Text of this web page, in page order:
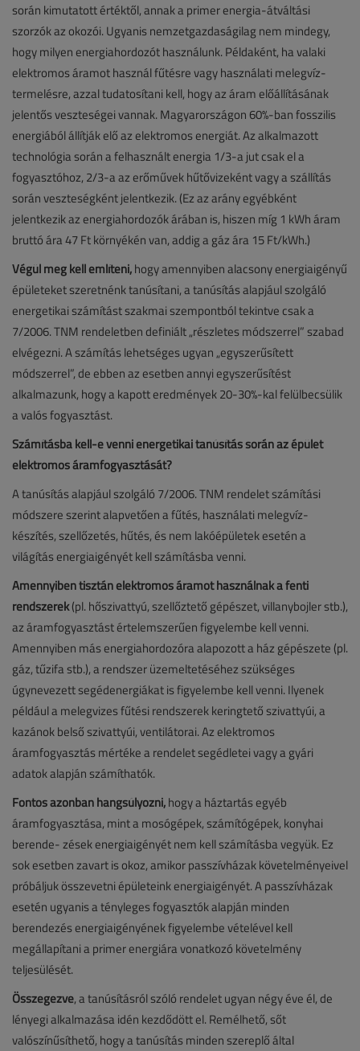
során kimutatott értéktől, annak a primer energia-átváltási
szorzók az okozói. Ugyanis nemzetgazdaságilag nem mindegy,
hogy milyen energiahordozót használunk. Példaként, ha valaki
elektromos áramot használ fűtésre vagy használati melegvíz-
termelésre, azzal tudatosítani kell, hogy az áram előállításának
jelentős veszteségei vannak. Magyarországon 60%-ban fosszilis
energiából állítják elő az elektromos energiát. Az alkalmazott
technológia során a felhasznált energia 1/3-a jut csak el a
fogyasztóhoz, 2/3-a az erőművek hűtővizeként vagy a szállítás
során veszteségként jelentkezik. (Ez az arány egyébként
jelentkezik az energiahordozók árában is, hiszen míg 1 kWh áram
bruttó ára 47 Ft környékén van, addig a gáz ára 15 Ft/kWh.)
Végül meg kell említeni,hogy amennyiben alacsony energiaigényű
épületeket szeretnénk tanúsítani, a tanúsítás alapjául szolgáló
energetikai számítást szakmai szempontból tekintve csak a
7/2006. TNM rendeletben definiált „részletes módszerrel” szabad
elvégezni. A számítás lehetséges ugyan „egyszerűsített
módszerrel”, de ebben az esetben annyi egyszerűsítést
alkalmazunk, hogy a kapott eredmények 20-30%-kal felülbecsülik
a valós fogyasztást.
Számításba kell-e venni energetikai tanúsítás során az épület
elektromos áramfogyasztását?
A tanúsítás alapjául szolgáló 7/2006. TNM rendelet számítási
módszere szerint alapvetően a fűtés, használati melegvíz-
készítés, szellőzetés, hűtés, és nem lakóépületek esetén a
világítás energiaigényét kell számításba venni.
Amennyiben tisztán elektromos áramot használnak a fenti
rendszerek(pl. hőszivattyú, szellőztető gépészet, villanybojler stb.),
az áramfogyasztást értelemszerűen figyelembe kell venni.
Amennyiben más energiahordozóra alapozott a ház gépészete (pl.
gáz, tűzifa stb.), a rendszer üzemeltetéséhez szükséges
úgynevezett segédenergiákat is figyelembe kell venni. Ilyenek
például a melegvizes fűtési rendszerek keringtető szivattyúi, a
kazánok belső szivattyúi, ventilátorai. Az elektromos
áramfogyasztás mértéke a rendelet segédletei vagy a gyári
adatok alapján számíthatók.
Fontos azonban hangsúlyozni,hogy a háztartás egyéb
áramfogyasztása, mint a mosógépek, számítógépek, konyhai
berende- zések energiaigényét nem kell számításba vegyük. Ez
sok esetben zavart is okoz, amikor passzívházak követelményeivel
próbáljuk összevetni épületeink energiaigényét. A passzívházak
esetén ugyanis a tényleges fogyasztók alapján minden
berendezés energiaigényének figyelembe vételével kell
megállapítani a primer energiára vonatkozó követelmény
teljesülését.
Összegezve, a tanúsításról szóló rendelet ugyan négy éve él, de
lényegi alkalmazása idén kezdődött el. Remélhető, sőt
valószínűsíthető, hogy a tanúsítás minden szereplő által